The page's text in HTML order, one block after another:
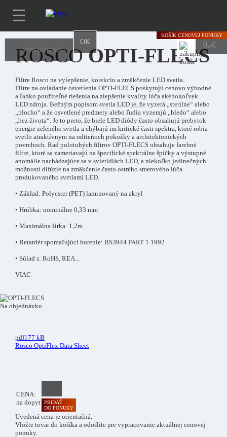
☰
KOŠÍK CENOVEJ PONUKY
0,-€
OK
ROSCOOPTI-FLECS
Filtre Rosco na vylepšenie, korekciu a zmäkčenie LED svetla.
Filtre na ovládanie osvetlenia OPTI-FLECS poskytujú cenovo výhodné
a ľahko použiteľné riešenia na zlepšenie kvality lúča akéhokoľvek
LED zdroja. Bežným popisom svetla LED je, že vyzerá „sterilne“ alebo
„plocho“ a že osvetlené predmety alebo ľudia vyzerajú „bledo“ alebo
„bez života“. Je to preto, že biele LED diódy často obsahujú prebytok
energie zeleného svetla a chýbajú im kritické časti spektra, ktoré robia
svetlo atraktívnym na odtieňoch pokožky a architektonických
povrchoch. Rad polotuhých filtrov OPTI-FLECS obsahuje farebné
filtre, ktoré sa zameriavajú na špecifické spektrálne špičky a výstupné
anomálie nachádzajúce sa v svietidlách LED, a niekoľko jedinečných
možností difúzie na zmäkčenie často ostrého smerového lúča
produkovaného svetlami LED.
• Základ: Polyester (PET) laminovaný na akryl
• Hrúbka: nominálne 0,33 mm
• Maximálna šírka: 1,2m
• Retardér spomaľujúci horenie: BS3944 PART 1 1992
• Súlad s: RoHS, REA...
VIAC
Na objednávku
pdf177 kB
Rosco OptiFlex Data Sheet
CENA:
na dopyt
PRIDAŤ
DO PONUKY
Uvedená cena je orientačná.
Vložte tovar do košíka a odošlite pre vypracovanie aktuálnej cenovej
ponuky.